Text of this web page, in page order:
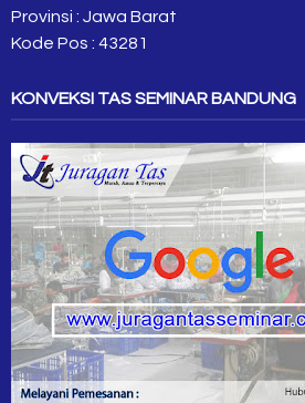
Provinsi : Jawa Barat
Kode Pos : 43281
KONVEKSI TAS SEMINAR BANDUNG